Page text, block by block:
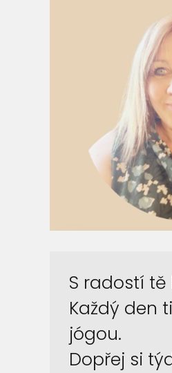
S radostí
Každý den
jógou.
Dopřej si